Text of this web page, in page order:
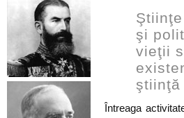
şi
vieţii
ştiinţă
Întreaga